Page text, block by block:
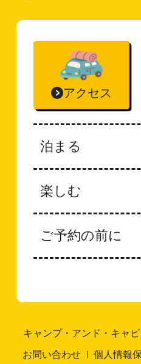
泊まる
楽しむ
ご予約の前に
アクセス
キャンプ・アンド・キャ
お問い合わせ 個人情報